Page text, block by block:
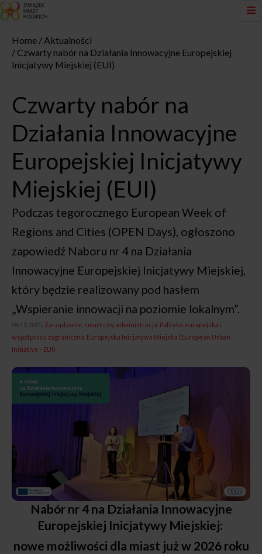
Home
Aktualności
Czwarty nabór na Działania Innowacyjne Europejskiej
Inicjatywy Miejskiej (EUI)
Czwarty nabór na
Działania Innowacyjne
Europejskiej Inicjatywy
Miejskiej (EUI)
Podczas tegorocznego European Week of
Regions and Cities (OPEN Days), ogłoszono
zapowiedź Naboru nr 4 na Działania
Innowacyjne Europejskiej Inicjatywy Miejskiej,
który będzie realizowany pod hasłem
„Wspieranie innowacji na poziomie lokalnym”.
06.11.2025, Zarządzanie, smart city, administracja Polityka europejska i
współpraca zagraniczna Europejska Inicjatywa Miejska (European Urban
Initiative - EUI)
Nabór nr 4 na Działania Innowacyjne
Europejskiej Inicjatywy Miejskiej:
nowe możliwości dla miast już w 2026 roku